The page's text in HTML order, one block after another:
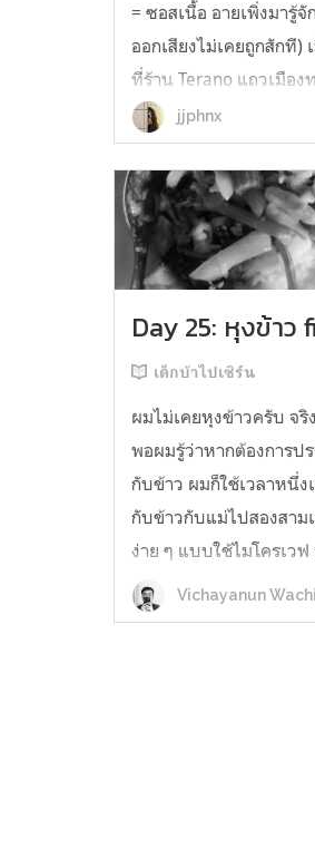
= ซอสเนื้อ อายเพิ่งมารู้
ออกเสียงไม่เคยถูกสักที)
ที่ร้าน Terano แถวเมือ
ซึ่งด้วยความที่ตอนนั้นก็
สลัดมะเขือเทศกับชีส ข
ค่อยชอบทาน...
jjphnx
Day 25: หุงข้าว
เด็กบ้าไปเซิร์น
ผมไม่เคยหุงข้าวครับ จ
พอผมรู้ว่าหากต้องการป
กับข้าว ผมก็ใช้เวลาหนึ่
กับข้าวกับแม่ไปสองสาม
ง่าย ๆ แบบใช้ไมโครเว
ย้ายมาใช้ชีวิตที่นี่ ครัวก็เ
ผมจึงเริ่มลองมั่วเมนูตา...
Vichayanun